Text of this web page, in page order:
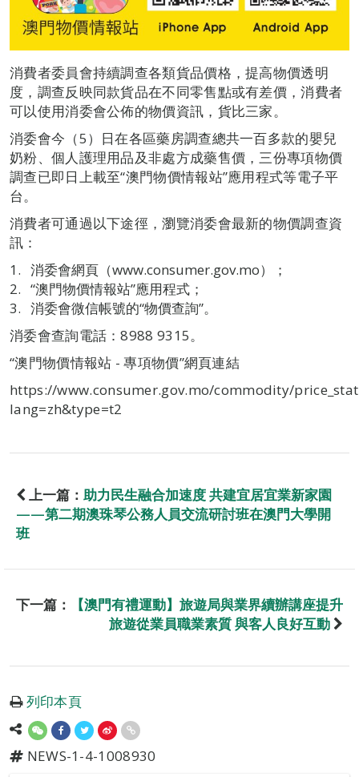
消費者委員會持續調查各類貨品價格，提高物價透明
度，調查反映同款貨品在不同零售點或有差價，消費者
可以使用消委會公佈的物價資訊，貨比三家。
消委會今（5）日在各區藥房調查總共一百多款的嬰兒
奶粉、個人護理用品及非處方成藥售價，三份專項物價
調查已即日上載至“澳門物價情報站”應用程式等電子平
台。
消費者可通過以下途徑，瀏覽消委會最新的物價調查資
訊：
消委會網頁（www.consumer.gov.mo）；
“澳門物價情報站”應用程式；
消委會微信帳號的“物價查詢”。
消委會查詢電話：8988 9315。
“澳門物價情報站 - 專項物價”網頁連結
https://www.consumer.gov.mo/commodity/
lang=zh&type=t2
上一篇： 助力民生融合加速度 共建宜居宜業新家園
——第二期澳珠琴公務人員交流研討班在澳門大學開
班
下一篇：
【澳門有禮運動】旅遊局與業界續辦講座提升
旅遊從業員職業素質 與客人良好互動
列印本頁
NEWS-1-4-1008930